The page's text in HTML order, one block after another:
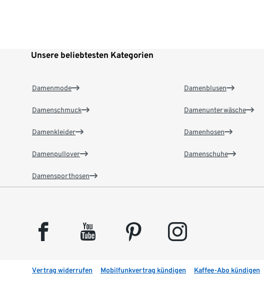
Unsere beliebtesten Kategorien
Damenmode
Damenschmuck
Damenkleider
Damenpullover
Damensporthosen
Damenblusen
Damenunterwäsche
Damenhosen
Damenschuhe
facebook youtube pinterest instagram
Vertrag widerrufen Mobilfunkvertrag kündigen Kaffee-Abo kündigen